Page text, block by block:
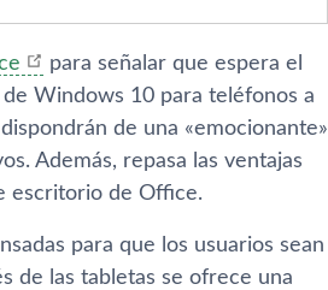
para señalar que espera el
Windows 10 para teléfonos a
de una «emocionante»
Además, repasa las ventajas
escritorio de Office.
para que los usuarios sean
de las tabletas se ofrece una